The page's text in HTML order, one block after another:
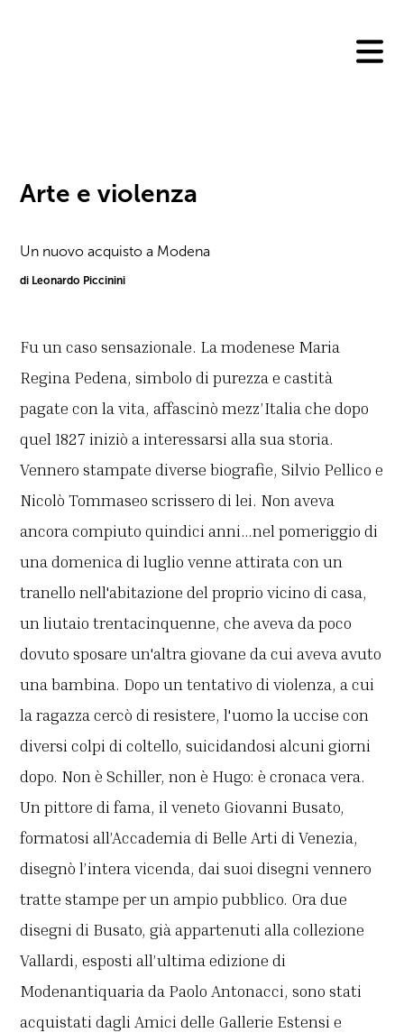
Arte e violenza
Un nuovo acquisto a Modena
di Leonardo Piccinini
Fu un caso sensazionale. La modenese Maria
Regina Pedena, simbolo di purezza e castità
pagate con la vita, affascinò mezz’Italia che dopo
quel 1827 iniziò a interessarsi alla sua storia.
Vennero stampate diverse biografie, Silvio Pellico e
Nicolò Tommaseo scrissero di lei. Non aveva
ancora compiuto quindici anni…nel pomeriggio di
una domenica di luglio venne attirata con un
tranello nell'abitazione del proprio vicino di casa,
un liutaio trentacinquenne, che aveva da poco
dovuto sposare un'altra giovane da cui aveva avuto
una bambina. Dopo un tentativo di violenza, a cui
la ragazza cercò di resistere, l'uomo la uccise con
diversi colpi di coltello, suicidandosi alcuni giorni
dopo. Non è Schiller, non è Hugo: è cronaca vera.
Un pittore di fama, il veneto Giovanni Busato,
formatosi all’Accademia di Belle Arti di Venezia,
disegnò l’intera vicenda, dai suoi disegni vennero
tratte stampe per un ampio pubblico. Ora due
disegni di Busato, già appartenuti alla collezione
Vallardi, esposti all’ultima edizione di
Modenantiquaria da Paolo Antonacci, sono stati
acquistati dagli Amici delle Gallerie Estensi e